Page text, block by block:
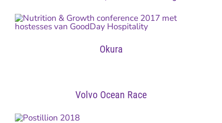
Okura
Volvo Ocean Race